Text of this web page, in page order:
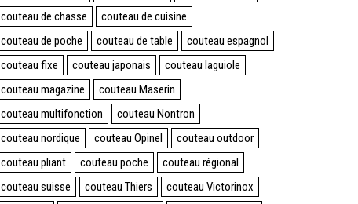
couteau de chasse
couteau de cuisine
couteau de poche
couteau de table
couteau espagnol
couteau fixe
couteau japonais
couteau laguiole
couteau magazine
couteau Maserin
couteau multifonction
couteau Nontron
couteau nordique
couteau Opinel
couteau outdoor
couteau pliant
couteau poche
couteau régional
couteau suisse
couteau Thiers
couteau Victorinox